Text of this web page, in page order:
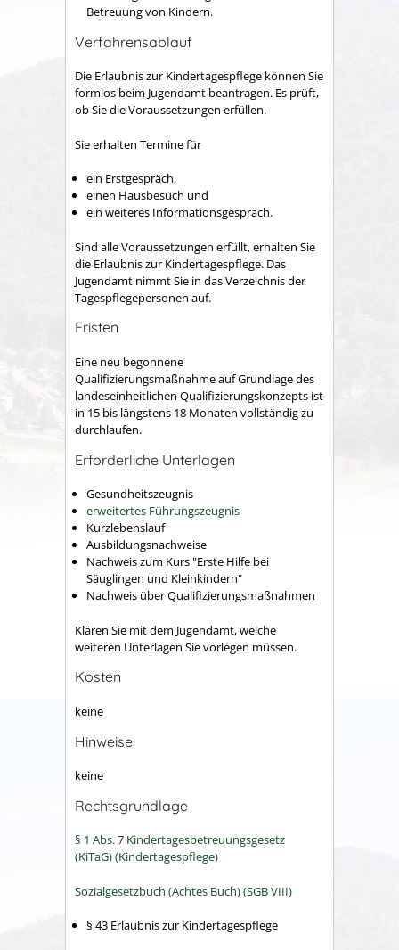
Betreuung von Kindern.
Verfahrensablauf
Die Erlaubnis zur Kindertagespflege können Sie
formlos beim Jugendamt beantragen. Es prüft,
ob Sie die Voraussetzungen erfüllen.
Sie erhalten Termine für
ein Erstgespräch,
einen Hausbesuch und
ein weiteres Informationsgespräch.
Sind alle Voraussetzungen erfüllt, erhalten Sie
die Erlaubnis zur Kindertagespflege. Das
Jugendamt nimmt Sie in das Verzeichnis der
Tagespflegepersonen auf.
Fristen
Eine neu begonnene
Qualifizierungsmaßnahme auf Grundlage des
landeseinheitlichen Qualifizierungskonzepts ist
in 15 bis längstens 18 Monaten vollständig zu
durchlaufen.
Erforderliche Unterlagen
Gesundheitszeugnis
erweitertes Führungszeugnis
Kurzlebenslauf
Ausbildungsnachweise
Nachweis zum Kurs "Erste Hilfe bei
Säuglingen und Kleinkindern"
Nachweis über Qualifizierungsmaßnahmen
Klären Sie mit dem Jugendamt, welche
weiteren Unterlagen Sie vorlegen müssen.
Kosten
keine
Hinweise
keine
Rechtsgrundlage
§ 1 Abs. 7 Kindertagesbetreuungsgesetz
(KiTaG) (Kindertagespflege)
Sozialgesetzbuch (Achtes Buch) (SGB VIII)
§ 43 Erlaubnis zur Kindertagespflege